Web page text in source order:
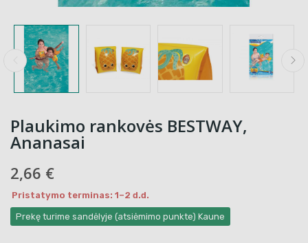
Plaukimo rankovės BESTWAY,
Ananasai
2,66 €
Pristatymo terminas: 1–2 d.d.
Prekę turime sandėlyje (atsiėmimo punkte) Kaune